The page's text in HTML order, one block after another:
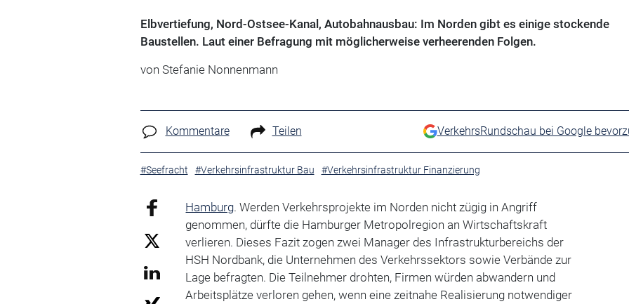
Elbvertiefung, Nord-Ostsee-Kanal, Autobahnausbau: Im Norden gibt es einige stockende
Baustellen. Laut einer Befragung mit möglicherweise verheerenden Folgen.
von Stefanie Nonnenmann
Kommentare Teilen VerkehrsRundschau bei Google
#Seefracht #Verkehrsinfrastruktur Bau #Verkehrsinfrastruktur Finanzierung
Hamburg. Werden Verkehrsprojekte im Norden nicht zügig in Angriff
genommen, dürfte die Hamburger Metropolregion an Wirtschaftskraft
verlieren. Dieses Fazit zogen zwei Manager des Infrastrukturbereichs der
HSH Nordbank, die Unternehmen des Verkehrssektors sowie Verbände zur
Lage befragten. Die Teilnehmer drohten, Firmen würden abwandern und
Arbeitsplätze verloren gehen, wenn eine zeitnahe Realisierung notwendiger